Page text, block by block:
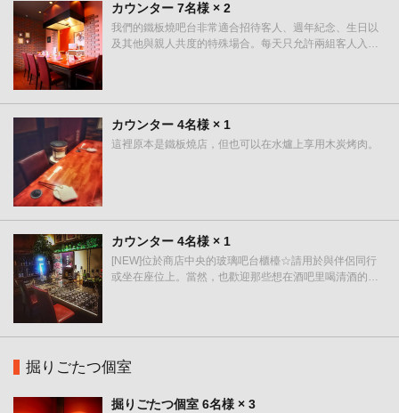
カウンター 7名様 × 2
我們的鐵板燒吧台非常適合招待客人、週年紀念、生日以
及其他與親人共度的特殊場合。每天只允許兩組客人入
カウンター 4名様 × 1
這裡原本是鐵板燒店，但也可以在水爐上享用木炭烤肉。
カウンター 4名様 × 1
[NEW]位於商店中央的玻璃吧台櫃檯☆請用於與伴侶同行
或坐在座位上。當然，也歡迎那些想在酒吧里喝清酒的人♪
掘りごたつ個室
掘りごたつ個室 6名様 × 3